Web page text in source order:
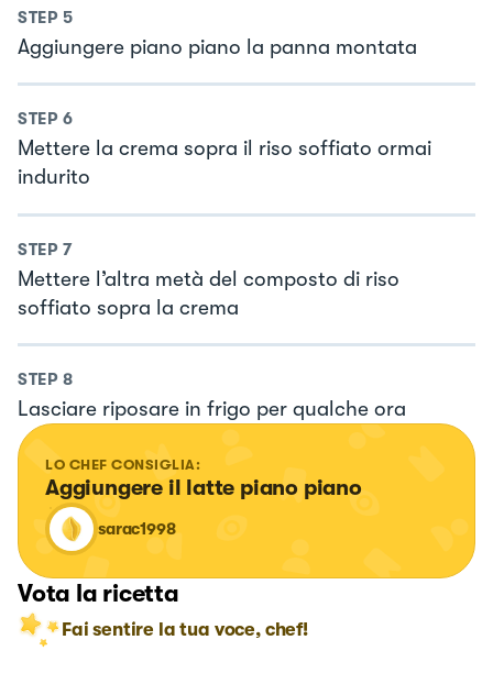
STEP 5
Aggiungere piano piano la panna montata
STEP 6
Mettere la crema sopra il riso soffiato ormai
indurito
STEP 7
Mettere l’altra metà del composto di riso
soffiato sopra la crema
STEP 8
Lasciare riposare in frigo per qualche ora
LO CHEF CONSIGLIA:
Aggiungere il latte piano piano
sarac1998
Vota la ricetta
Fai sentire la tua voce, chef!